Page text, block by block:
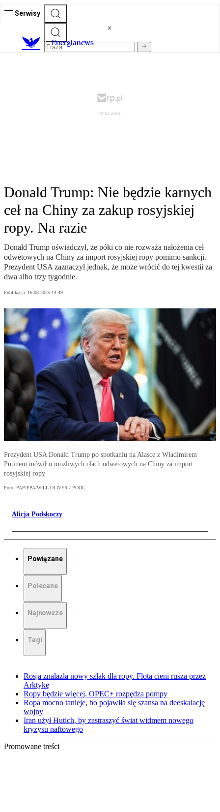
Serwisy
Energianews
Donald Trump: Nie będzie karnych
ceł na Chiny za zakup rosyjskiej
ropy. Na razie
Donald Trump oświadczył, że póki co nie rozważa nałożenia ceł
odwetowych na Chiny za import rosyjskiej ropy pomimo sankcji.
Prezydent USA zaznaczył jednak, że może wrócić do tej kwestii za
dwa albo trzy tygodnie.
Publikacja: 16.08.2025 14:49
Prezydent USA Donald Trump po spotkaniu na Alasce z Władimirem
Putinem mówił o możliwych cłach odwetowych na Chiny za import
rosyjskiej ropy
Foto: PAP/EPA/WILL OLIVER / POOL
Alicja Podskoczy
Powiązane
Polecane
Najnowsze
Tagi
Rosja znalazła nowy szlak dla ropy. Flota cieni rusza przez
Arktykę
Ropy będzie więcej. OPEC+ rozpędza pompy
Ropa mocno tanieje, bo pojawiła się szansa na deeskalację
wojny
Iran użył Hutich, by zastraszyć świat widmem nowego
kryzysu naftowego
Promowane treści